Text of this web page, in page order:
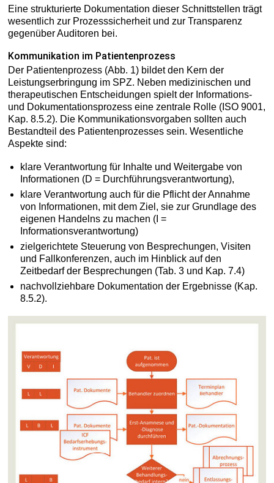
Eine strukturierte Dokumentation dieser Schnittstellen trägt
wesentlich zur Prozesssicherheit und zur Transparenz
gegenüber Auditoren bei.
Kommunikation im Patientenprozess
Der Patientenprozess (Abb. 1) bildet den Kern der
Leistungserbringung im SPZ. Neben medizinischen und
therapeutischen Entscheidungen spielt der Informations-
und Dokumentationsprozess eine zentrale Rolle (ISO 9001,
Kap. 8.5.2). Die Kommunikationsvorgaben sollten auch
Bestandteil des Patientenprozesses sein. Wesentliche
Aspekte sind:
klare Verantwortung für Inhalte und Weitergabe von
Informationen (D = Durchführungsverantwortung),
klare Verantwortung auch für die Pflicht der Annahme
von Informationen, mit dem Ziel, sie zur Grundlage des
eigenen Handelns zu machen (I =
Informationsverantwortung)
zielgerichtete Steuerung von Besprechungen, Visiten
und Fallkonferenzen, auch im Hinblick auf den
Zeitbedarf der Besprechungen (Tab. 3 und Kap. 7.4)
nachvollziehbare Dokumentation der Ergebnisse (Kap.
8.5.2).